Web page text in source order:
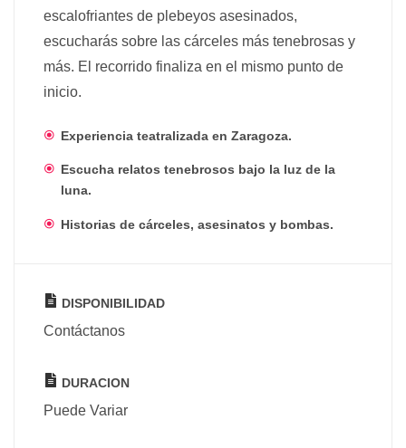
escalofriantes de plebeyos asesinados,
escucharás sobre las cárceles más tenebrosas y
más. El recorrido finaliza en el mismo punto de
inicio.
Experiencia teatralizada en Zaragoza.
Escucha relatos tenebrosos bajo la luz de la
luna.
Historias de cárceles, asesinatos y bombas.
DISPONIBILIDAD
Contáctanos
DURACION
Puede Variar